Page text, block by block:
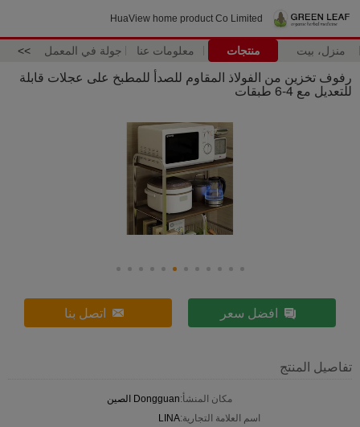
HuaView home product Co Limited
منزل، بيت منتجات معلومات عنا جولة في المعمل >>
رفوف تخزين من الفولاذ المقاوم للصدأ للمطبخ على عجلات قابلة
للتعديل مع 4-6 طبقات
افضل سعر اتصل بنا
تفاصيل المنتج
مكان المنشأ:Dongguan الصين
اسم العلامة التجارية:LINA